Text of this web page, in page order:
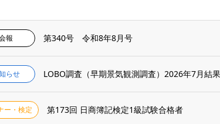
報 第340号 令和8年8月号
らせ LOBO調査（早期景気観測調査）2026年7月結果
ー・検定 第173回 日商簿記検定1級試験合格者